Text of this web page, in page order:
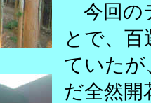
今回の
とで、
ていたが
だ全然開